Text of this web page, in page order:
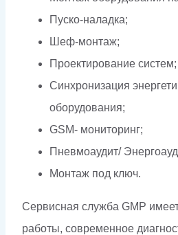
Пуско-наладка;
Шеф-монтаж;
Проектирование систем;
Синхронизация
оборудования;
GSM- мониторинг;
Пневмоаудит/
Монтаж под ключ.
Сервисная служба GMP
работы, современное